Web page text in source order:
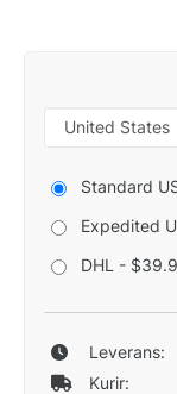
Standard
Expedited
DHL -
Leverans:
Kurir: